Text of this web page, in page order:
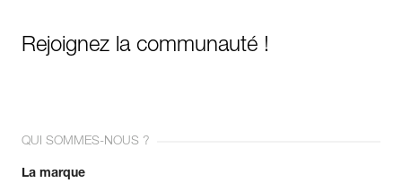
Rejoignez la communauté !
QUI SOMMES-NOUS ?
La marque